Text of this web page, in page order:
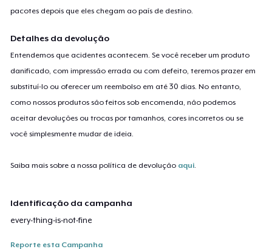
pacotes depois que eles chegam ao país de destino.
Detalhes da devolução
Entendemos que acidentes acontecem. Se você receber um produto
danificado, com impressão errada ou com defeito, teremos prazer em
substituí-lo ou oferecer um reembolso em até 30 dias. No entanto,
como nossos produtos são feitos sob encomenda, não podemos
aceitar devoluções ou trocas por tamanhos, cores incorretos ou se
você simplesmente mudar de ideia.
Saiba mais sobre a nossa política de devolução aqui.
Identificação da campanha
every-thing-is-not-fine
Reporte esta Campanha